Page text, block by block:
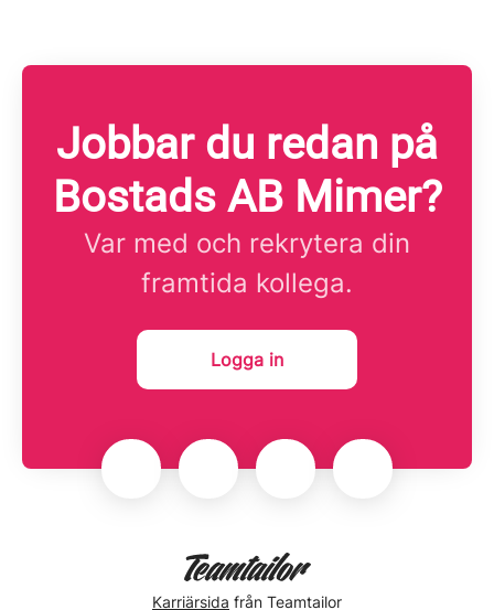
Jobbar du redan på
Bostads AB Mimer?
Var med och rekrytera din
framtida kollega.
Logga in
Karriärsida från Teamtailor